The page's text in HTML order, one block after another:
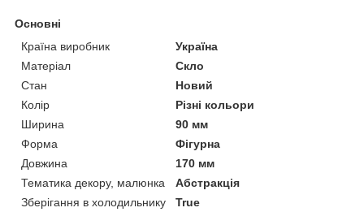
Основні
Країна виробник
Україна
Матеріал
Скло
Стан
Новий
Колір
Різні кольори
Ширина
90 мм
Форма
Фігурна
Довжина
170 мм
Тематика декору, малюнка
Абстракція
Зберігання в холодильнику
True